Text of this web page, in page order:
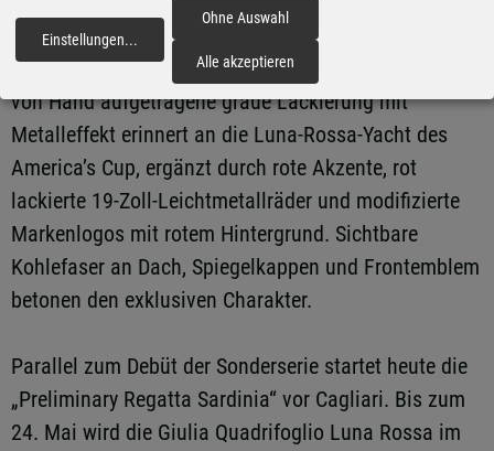
Auch optisch orientiert sich die Giulia Quadrifoglio
Luna Rossa eng an der Welt des Spitzensegelns. Die
von Hand aufgetragene graue Lackierung mit
Metalleffekt erinnert an die Luna-Rossa-Yacht des
America’s Cup, ergänzt durch rote Akzente, rot
lackierte 19-Zoll-Leichtmetallräder und modifizierte
Markenlogos mit rotem Hintergrund. Sichtbare
Kohlefaser an Dach, Spiegelkappen und Frontemblem
betonen den exklusiven Charakter.
Parallel zum Debüt der Sonderserie startet heute die
„Preliminary Regatta Sardinia“ vor Cagliari. Bis zum
24. Mai wird die Giulia Quadrifoglio Luna Rossa im
Einstellungen...
Ohne Auswahl
Alle akzeptieren